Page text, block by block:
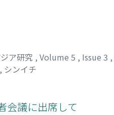
ア研究 , Volume 5 , Issue 3 ,
シンイチ
会議に出席して